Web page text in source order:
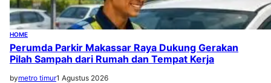
HOME
Perumda Parkir Makassar Raya Dukung Gerakan
Pilah Sampah dari Rumah dan Tempat Kerja
bymetro timur1 Agustus 2026